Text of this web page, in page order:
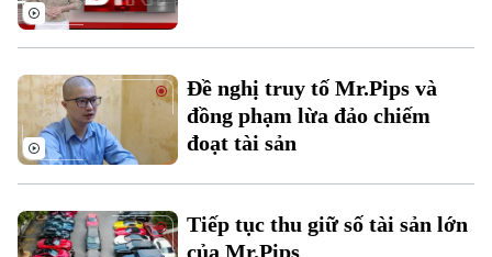
Tư vấn sức khỏe
Quần vợt
Golf
Tin tức
Sao
Điện ảnh
Âm nhạc
Đã phát sóng
Đề nghị truy tố Mr.Pips và
đồng phạm lừa đảo chiếm
đoạt tài sản
Tiếp tục thu giữ số tài sản lớn
của Mr.Pips